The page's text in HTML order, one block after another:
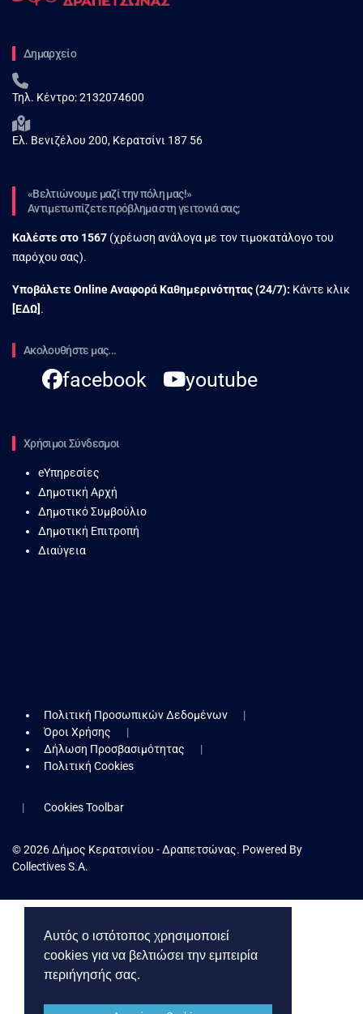
Δημαρχείο
Τηλ. Κέντρο:2132074600
Ελ. Βενιζέλου 200, Κερατσίνι 187 56
«Βελτιώνουμε μαζί την πόλη μας!»
Αντιμετωπίζετε πρόβλημα στη γειτονιά σας;
Καλέστε στο 1567 (χρέωση ανάλογα με τον τιμοκατάλογο του
παρόχου σας).
Υποβάλετε Online Αναφορά Kαθημερινότητας (24/7): Κάντε κλικ
[ΕΔΩ] .
Ακολουθήστε μας...
facebook youtube
Χρήσιμοι Σύνδεσμοι
eΥπηρεσίες
Δημοτική Αρχή
Δημοτικό Συμβούλιο
Δημοτική Επιτροπή
Διαύγεια
Πολιτική Προσωπικών Δεδομένων
Όροι Χρήσης
Δήλωση Προσβασιμότητας
Πολιτική Cookies
Cookies Toolbar
© 2026 Δήμος Κερατσινίου - Δραπετσώνας. Powered By
Collectives S.A.
Αυτός ο ιστότοπος χρησιμοποιεί
cookies για να βελτιώσει την εμπειρία
περιήγησής σας.